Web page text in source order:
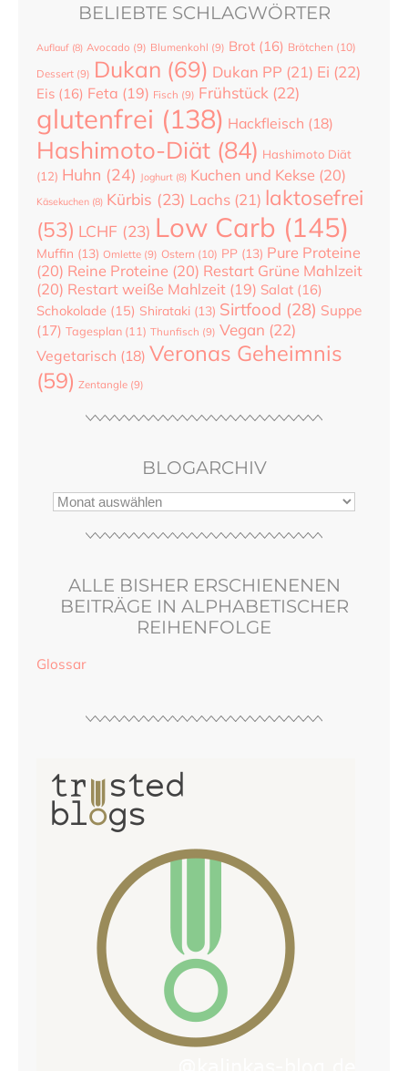
BELIEBTE SCHLAGWÖRTER
Auflauf (8) Avocado (9) Blumenkohl (9) Brot (16) Brötchen (10)
Dessert (9) Dukan (69) Dukan PP (21) Ei (22)
Eis (16) Feta (19) Fisch (9) Frühstück (22)
glutenfrei (138) Hackfleisch (18)
Hashimoto-Diät (84) Hashimoto Diät
(12) Huhn (24) Joghurt (8) Kuchen und Kekse (20)
Käsekuchen (8) Kürbis (23) Lachs (21) laktosefrei
(53) LCHF (23) Low Carb (145)
Muffin (13) Omlette (9) Ostern (10) PP (13) Pure Proteine
(20) Reine Proteine (20) Restart Grüne Mahlzeit
(20) Restart weiße Mahlzeit (19) Salat (16)
Schokolade (15) Shirataki (13) Sirtfood (28) Suppe
(17) Tagesplan (11) Thunfisch (9) Vegan (22)
Vegetarisch (18) Veronas Geheimnis
(59) Zentangle (9)
BLOGARCHIV
ALLE BISHER ERSCHIENENEN
BEITRÄGE IN ALPHABETISCHER
REIHENFOLGE
Glossar